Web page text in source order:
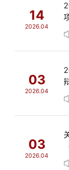
14
2026.04
03
2026.04
03
2026.04